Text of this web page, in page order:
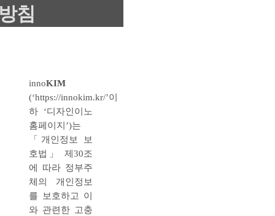
침
innoKIM
(‘https://innokim.kr/’이
하 ‘디자인이노
홈페이지’)는
「개인정보 보
호법」 제30조
에 따라 정부주
체의 개인정보
를 보호하고 이
와 관련한 고충